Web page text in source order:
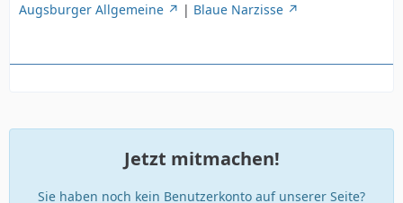
Augsburger Allgemeine
| Blaue Narzisse
Jetzt mitmachen!
Sie haben noch kein Benutzerkonto auf unserer Seite?